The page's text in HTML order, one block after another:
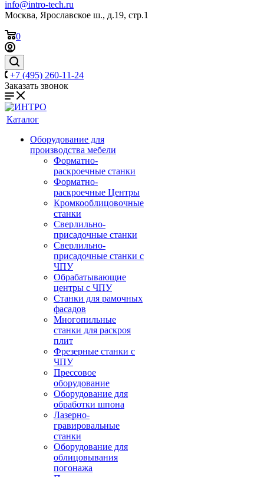
info@intro-tech.ru
Москва, Ярославское ш., д.19, стр.1
0
+7 (495) 260-11-24
Заказать звонок
Каталог
Оборудование для
производства мебели
Форматно-
раскроечные станки
Форматно-
раскроечные Центры
Кромкооблицовочные
станки
Сверлильно-
присадочные станки
Сверлильно-
присадочные станки с
ЧПУ
Обрабатывающие
центры с ЧПУ
Станки для рамочных
фасадов
Многопильные
станки для раскроя
плит
Фрезерные станки с
ЧПУ
Прессовое
оборудование
Оборудование для
обработки шпона
Лазерно-
гравировальные
станки
Оборудование для
облицовывания
погонажа